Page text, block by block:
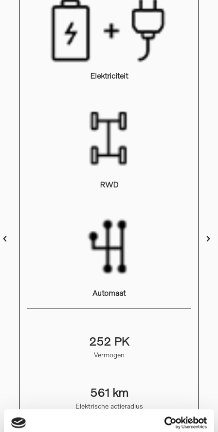
Elektriciteit
RWD
Automaat
252 PK
Vermogen
561 km
Elektrische actieradius